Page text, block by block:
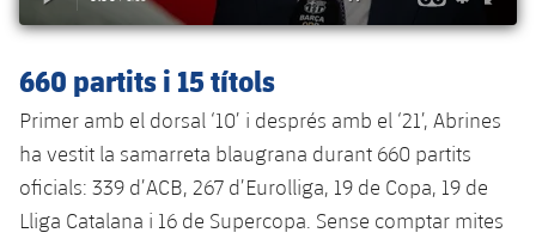
660 partits i 15 títols
Primer amb el dorsal ‘10’ i després amb el ‘21’, Abrines
ha vestit la samarreta blaugrana durant 660 partits
oficials: 339 d’ACB, 267 d’Eurolliga, 19 de Copa, 19 de
Lliga Catalana i 16 de Supercopa. Sense comptar mites